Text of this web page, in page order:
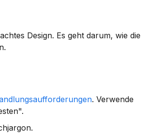
Design. Es geht darum, wie
. Verwende